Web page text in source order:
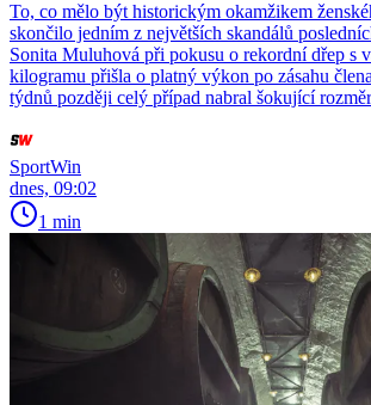
To, co mělo být historickým okamžikem
skončilo jedním z největších skandálů
Sonita Muluhová při pokusu o rekordní dřep s
kilogramu přišla o platný výkon po zásahu
týdnů později celý případ nabral šokující
SportWin
dnes, 09:02
1 min